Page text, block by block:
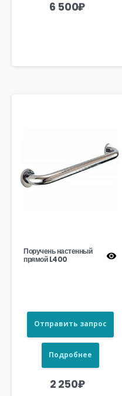
6 500₽
Поручень настенный
прямой L400
Отправить запрос
Подробнее
2 250₽